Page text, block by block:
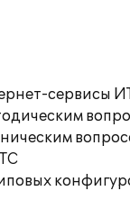
сервисы